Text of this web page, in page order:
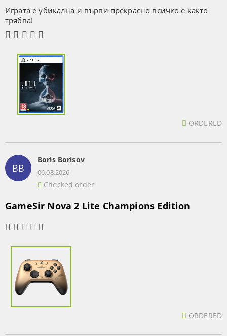
Играта е убикална и върви прекрасно всичко е както
трябва!
ORDERED
BB
Boris Borisov
06.08.2026
Checked order
GameSir Nova 2 Lite Champions Edition
ORDERED